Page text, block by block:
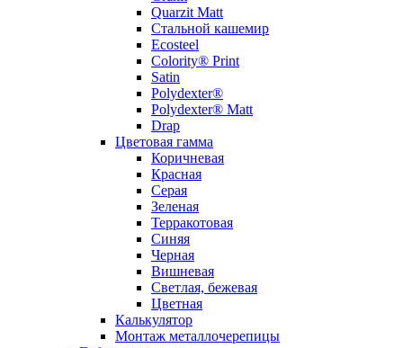
Quarzit Matt
Стальной кашемир
Ecosteel
Colority® Print
Satin
Polydexter®
Polydexter® Matt
Drap
Цветовая гамма
Коричневая
Красная
Серая
Зеленая
Терракотовая
Синяя
Черная
Вишневая
Светлая, бежевая
Цветная
Калькулятор
Монтаж металлочерепицы